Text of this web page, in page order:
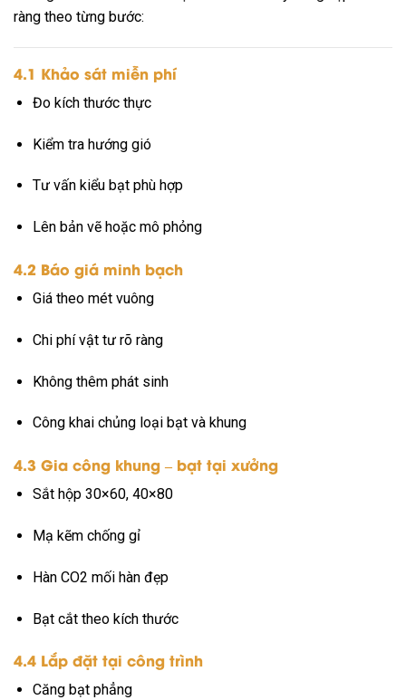
ràng theo từng bước:
4.1 Khảo sát miễn phí
Đo kích thước thực
Kiểm tra hướng gió
Tư vấn kiểu bạt phù hợp
Lên bản vẽ hoặc mô phỏng
4.2 Báo giá minh bạch
Giá theo mét vuông
Chi phí vật tư rõ ràng
Không thêm phát sinh
Công khai chủng loại bạt và khung
4.3 Gia công khung – bạt tại xưởng
Sắt hộp 30×60, 40×80
Mạ kẽm chống gỉ
Hàn CO2 mối hàn đẹp
Bạt cắt theo kích thước
4.4 Lắp đặt tại công trình
Căng bạt phẳng